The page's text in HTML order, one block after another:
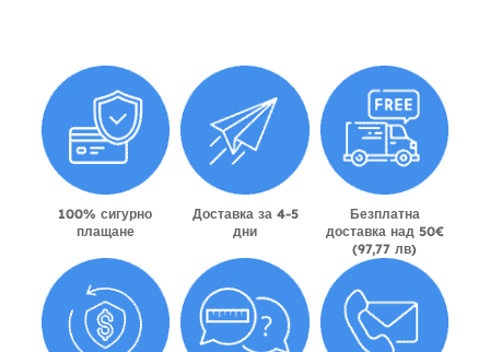
100% сигурно
плащане
Доставка за 4-5
дни
Безплатна
доставка над 50€
(97,77 лв)